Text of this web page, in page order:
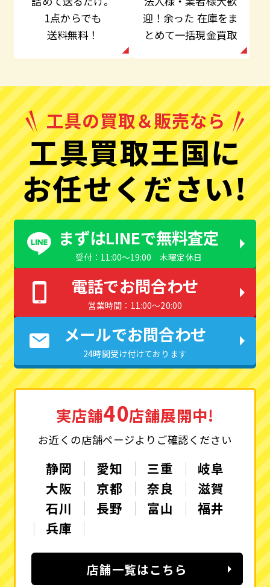
1点からでも
送料無料！
迎！余った 在庫をま
とめて一括現金買取
工具買取王国に
お任せください!
まずはLINEで無料査定
受付：11:00〜19:00 木曜定休日
電話でお問合わせ
営業時間：11:00〜20:00
メールでお問合わせ
24時間受け付けております
実店舗40店舗展開中!
お近くの店舗ページよりご確認ください
静岡 愛知 三重
岐阜
大阪
京都 奈良
滋賀
石川
長野 富山
福井
兵庫
店舗一覧はこちら